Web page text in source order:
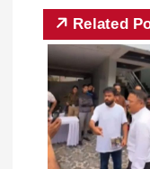
Related